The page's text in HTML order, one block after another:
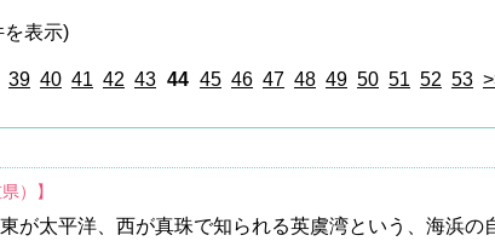
表示)
39 40 41 42 43 44 45 46 47 48 49 50 51 52 53
）】
が太平洋、西が真珠で知られる英虞湾という、海浜の